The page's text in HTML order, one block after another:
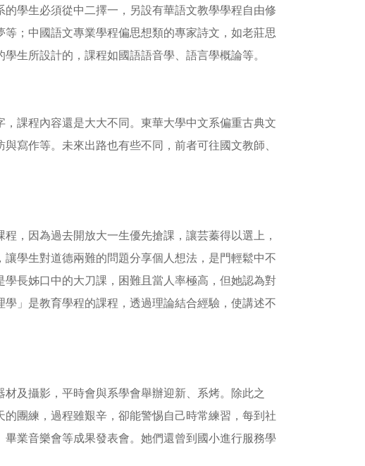
學生必須從中二擇一，另設有華語文教學學程自由修
；中國語文專業學程偏思想類的專家詩文，如老莊思
生所設計的，課程如國語語音學、語言學概論等。
課程內容還是大大不同。東華大學中文系偏重古典文
寫作等。未來出路也有些不同，前者可往國文教師、
，因為過去開放大一生優先搶課，讓芸蓁得以選上，
學生對道德兩難的問題分享個人想法，是門輕鬆中不
長姊口中的大刀課，困難且當人率極高，但她認為對
」是教育學程的課程，透過理論結合經驗，使講述不
及攝影，平時會與系學會舉辦迎新、系烤。除此之
團練，過程雖艱辛，卻能警惕自己時常練習，每到社
業音樂會等成果發表會。她們還曾到國小進行服務學